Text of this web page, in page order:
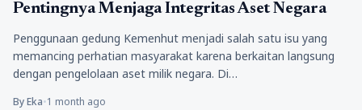
Pentingnya Menjaga Integritas Aset Negara
Penggunaan gedung Kemenhut menjadi salah satu isu yang
memancing perhatian masyarakat karena berkaitan langsung
dengan pengelolaan aset milik negara. Di…
By Eka•1 month ago